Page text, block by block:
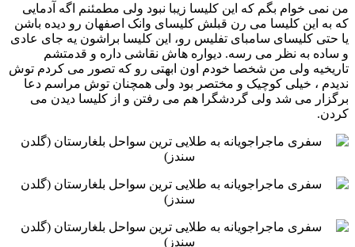
من نمی خوام بگم که این کلیسا زیبا نبود ولی مطمئنم اگه آدمایی
که به این کلیسا می رن قبلش کلیسای وانک اصفهان رو دیده ‏باشن
یا حتی کلیسای سامبای تفلیس رو، این کلیسا براشون یه جای عادی
و ساده به نظر می رسه. دیواره هاش نقاشی داره ‏و قدمتشم
تاریخیه ولی من شخصا خودم اون ابهتی رو که تصور می کردم توش
ندیدم ، خیلی کوچیک و مختصر بود ولی ‏همچنان توش مراسم دعا
برگزار می شد ولی گردشگرا هم می رفتن و از کلیسا دیدن می
کردن. ‏ ‏